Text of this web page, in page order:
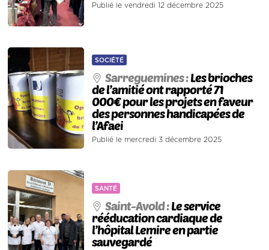
Publié le vendredi 12 décembre 2025
SOCIÉTÉ
Sarreguemines :Les brioches
de l’amitié ont rapporté 71
000€ pour les projets en faveur
des personnes handicapées de
l’Afaei
Publié le mercredi 3 décembre 2025
SANTÉ
Saint-Avold :Le service
rééducation cardiaque de
l’hôpital Lemire en partie
sauvegardé